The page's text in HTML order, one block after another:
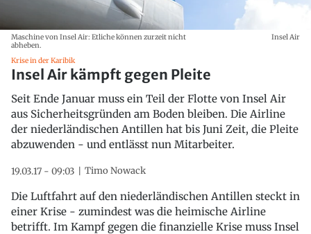
Maschine von Insel Air: Etliche können zurzeit nicht
abheben.
Insel Air
Krise in der Karibik
Insel Air kämpft gegen Pleite
Seit Ende Januar muss ein Teil der Flotte von Insel Air
aus Sicherheitsgründen am Boden bleiben. Die Airline
der niederländischen Antillen hat bis Juni Zeit, die Pleite
abzuwenden - und entlässt nun Mitarbeiter.
19.03.17 - 09:03 Timo Nowack
Die Luftfahrt auf den niederländischen Antillen steckt in
einer Krise - zumindest was die heimische Airline
betrifft. Im Kampf gegen die finanzielle Krise muss Insel